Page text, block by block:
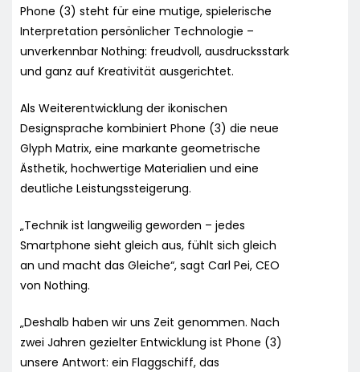
Phone (3) steht für eine mutige, spielerische
Interpretation persönlicher Technologie –
unverkennbar Nothing: freudvoll, ausdrucksstark
und ganz auf Kreativität ausgerichtet.
Als Weiterentwicklung der ikonischen
Designsprache kombiniert Phone (3) die neue
Glyph Matrix, eine markante geometrische
Ästhetik, hochwertige Materialien und eine
deutliche Leistungssteigerung.
„Technik ist langweilig geworden – jedes
Smartphone sieht gleich aus, fühlt sich gleich
an und macht das Gleiche“, sagt Carl Pei, CEO
von Nothing.
„Deshalb haben wir uns Zeit genommen. Nach
zwei Jahren gezielter Entwicklung ist Phone (3)
unsere Antwort: ein Flaggschiff, das